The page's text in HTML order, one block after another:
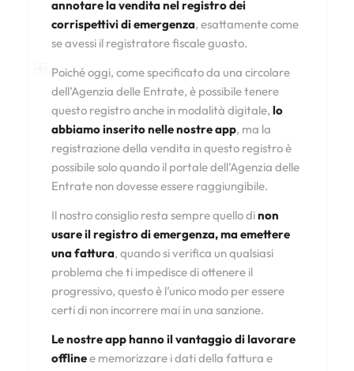
annotare la vendita nel registro dei
corrispettivi di emergenza, esattamente come
se avessi il registratore fiscale guasto.
Poiché oggi, come specificato da una circolare
dell’Agenzia delle Entrate, è possibile tenere
questo registro anche in modalità digitale, lo
abbiamo inserito nelle nostre app, ma la
registrazione della vendita in questo registro è
possibile solo quando il portale dell’Agenzia delle
Entrate non dovesse essere raggiungibile.
Il nostro consiglio resta sempre quello dinon
usare il registro di emergenza, ma emettere
una fattura, quando si verifica un qualsiasi
problema che ti impedisce di ottenere il
progressivo, questo è l’unico modo per essere
certi di non incorrere mai in una sanzione.
Le nostre app hanno il vantaggio di lavorare
offlinee memorizzare i dati della fattura e